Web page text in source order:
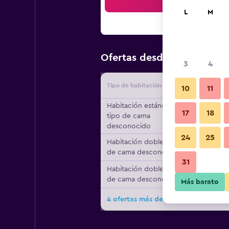
Ofertas desde Oferta
Tipo de habitación
Habitación estándar,
tipo de cama
desconocido
Habitación doble, tipo
de cama desconocido
Habitación doble, tipo
de cama desconocido
4 ofertas más de Maison Du Sud
L M
3 4
10 11
17 18
24 25
31
Más barato